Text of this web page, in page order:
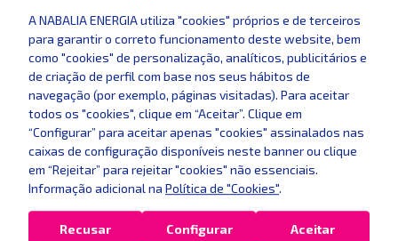
Em que empresa você está agora
Está especificado na fatura (exemplo: 10kW, 15,01kW, etc)
A NABALIA ENERGIA utiliza "cookies" próprios e de terceiros
para garantir o correto funcionamento deste website, bem
como "cookies" de personalização, analíticos, publicitários e
de criação de perfil com base nos seus hábitos de
navegação (por exemplo, páginas visitadas). Para aceitar
todos os "cookies", clique em “Aceitar”. Clique em
“Configurar” para aceitar apenas "cookies" assinalados nas
caixas de configuração disponíveis neste banner ou clique
em “Rejeitar” para rejeitar "cookies" não essenciais.
Informação adicional na Política de "Cookies".
Recusar Configurar Aceitar